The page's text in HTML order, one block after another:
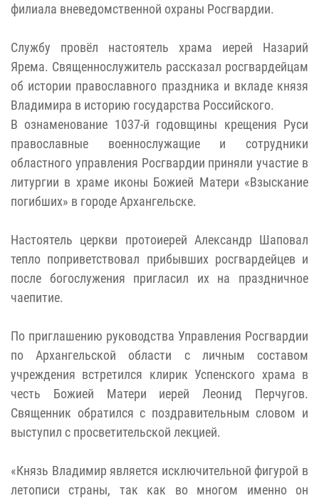
филиала вневедомственной охраны Росгвардии.
Службу провёл настоятель храма иерей Назарий
Ярема. Священнослужитель рассказал росгвардейцам
об истории православного праздника и вкладе князя
Владимира в историю государства Российского.
В ознаменование 1037-й годовщины крещения Руси
православные военнослужащие и сотрудники
областного управления Росгвардии приняли участие в
литургии в храме иконы Божией Матери «Взыскание
погибших» в городе Архангельске.
Настоятель церкви протоиерей Александр Шаповал
тепло поприветствовал прибывших росгвардейцев и
после богослужения пригласил их на праздничное
чаепитие.
По приглашению руководства Управления Росгвардии
по Архангельской области с личным составом
учреждения встретился клирик Успенского храма в
честь Божией Матери иерей Леонид Перчугов.
Священник обратился с поздравительным словом и
выступил с просветительской лекцией.
«Князь Владимир является исключительной фигурой в
летописи страны, так как во многом именно он